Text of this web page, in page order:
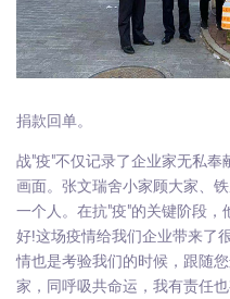
捐款回单。
战"疫"不仅记录了企业家无私
画面。张文瑞舍小家顾大家、
一个人。在抗"疫"的关键阶段
好!这场疫情给我们企业带来了
情也是考验我们的时候，跟随
家，同呼吸共命运，我有责任